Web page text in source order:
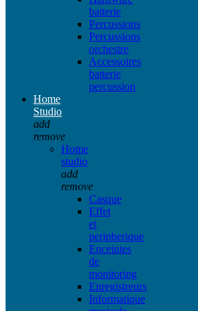
batterie
Percussions
Percussions
orchestre
Accessoires
batterie
percussion
Home
Studio
add
remove
Home
studio
add
remove
Casque
Effet
et
peripherique
Enceintes
de
monitoring
Enregistreurs
Informatique